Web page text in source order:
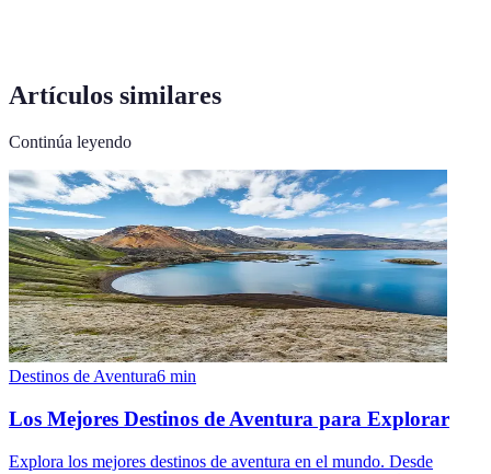
Artículos similares
Continúa leyendo
Destinos de Aventura6 min
Los Mejores Destinos de Aventura para Explorar
Explora los mejores destinos de aventura en el mundo. Desde